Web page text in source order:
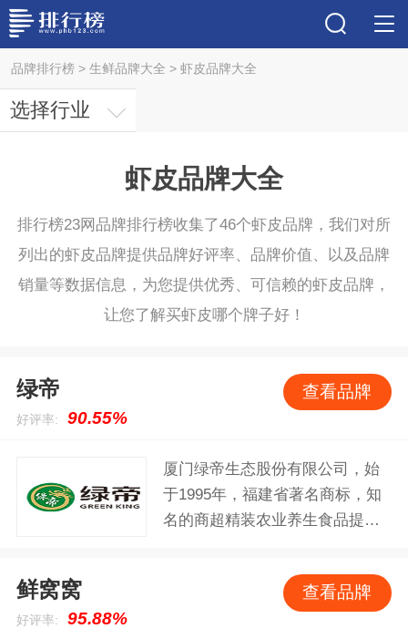
品牌排行榜> 生鲜品牌大全 > 虾皮品牌大全
选择行业
虾皮品牌大全
排行榜23网品牌排行榜收集了46个虾皮品牌，我们对所
列出的虾皮品牌提供品牌好评率、品牌价值、以及品牌
销量等数据信息，为您提供优秀、可信赖的虾皮品牌，
让您了解买虾皮哪个牌子好！
绿帝
好评率: 90.55%
查看品牌
厦门绿帝生态股份有限公司，始
于1995年，福建省著名商标，知
名的商超精装农业养生食品提供
业养生食品的研发、加工能力，
专注于经营具有膳食养生和食疗
鲜窝窝
好评率: 95.88%
查看品牌